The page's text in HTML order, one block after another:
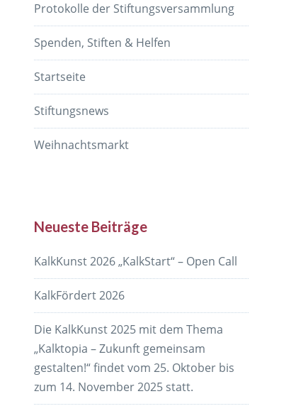
Protokolle der Stiftungsversammlung
Spenden, Stiften & Helfen
Startseite
Stiftungsnews
Weihnachtsmarkt
Neueste Beiträge
KalkKunst 2026 „KalkStart“ – Open Call
KalkFördert 2026
Die KalkKunst 2025 mit dem Thema
„Kalktopia – Zukunft gemeinsam
gestalten!“ findet vom 25. Oktober bis
zum 14. November 2025 statt.